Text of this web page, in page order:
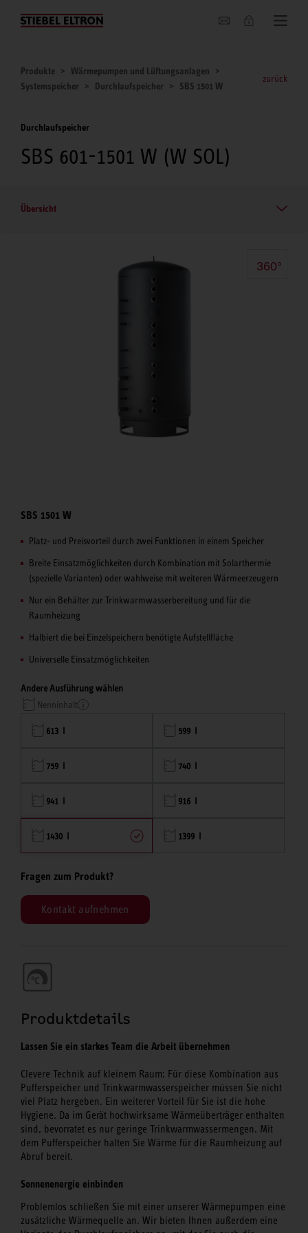
Unternehmen
Produkte
Wärmepumpen und Lüftungsanlagen
Systemspeicher
Durchlaufspeicher SBS 1501 W
zurück
Durchlaufspeicher
SBS 601-1501 W (W SOL)
Übersicht
360°
SBS 1501 W
Platz- und Preisvorteil durch zwei Funktionen in einem Speicher
Breite Einsatzmöglichkeiten durch Kombi­nation mit Solar­thermie
(spezielle Varianten) oder wahlweise mit weiteren Wärme­erzeu­gern
Nur ein Behälter zur Trinkwarmwasserbereitung und für die
Raumheizung
Halbiert die bei Einzelspeichern benötigte Aufstellfläche
Universelle Einsatzmöglichkeiten
Andere Ausführung wählen
Nenninhalt
613 l 599 l
759 l 740 l
941 l 916 l
1430 l 1399 l
Fragen zum Produkt?
Kontakt aufnehmen
Produktdetails
Lassen Sie ein starkes Team die Arbeit übernehmen
Clevere Technik auf kleinem Raum: Für diese Kombination aus
Pufferspeicher und Trinkwarmwasserspeicher müssen Sie nicht
viel Platz hergeben. Ein weiterer Vorteil für Sie ist die hohe
Hygiene. Da im Gerät hochwirksame Wärmeüberträger enthalten
sind, bevorratet es nur geringe Trinkwarmwassermengen. Mit
dem Pufferspeicher halten Sie Wärme für die Raumheizung auf
Abruf bereit.
Sonnenenergie einbinden
Problemlos schließen Sie mit einer unserer Wärmepumpen eine
zusätzliche Wärmequelle an. Wir bieten Ihnen außerdem eine